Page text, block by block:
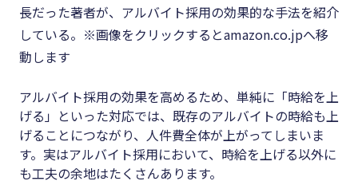
長だった著者が、アルバイト採用の効果的な手法を紹介
している。※画像をクリックするとamazon.co.jpへ移
動します
アルバイト採用の効果を高めるため、単純に「時給を上
げる」といった対応では、既存のアルバイトの時給も上
げることにつながり、人件費全体が上がってしまいま
す。実はアルバイト採用において、時給を上げる以外に
も工夫の余地はたくさんあります。